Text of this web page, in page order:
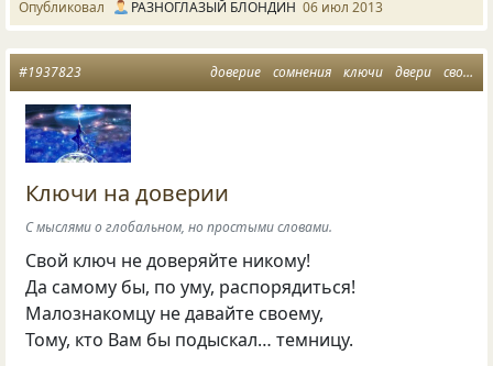
Опубликовал РАЗНОГЛАЗЫЙ БЛОНДИН 06 июл 2013
доверие сомнения ключи двери свои и чужие
#1937823
Ключи на доверии
С мыслями о глобальном, но простыми словами.
Свой ключ не доверяйте никому!
Да самому бы, по уму, распорядиться!
Малознакомцу не давайте своему,
Тому, кто Вам бы подыскал… темницу.